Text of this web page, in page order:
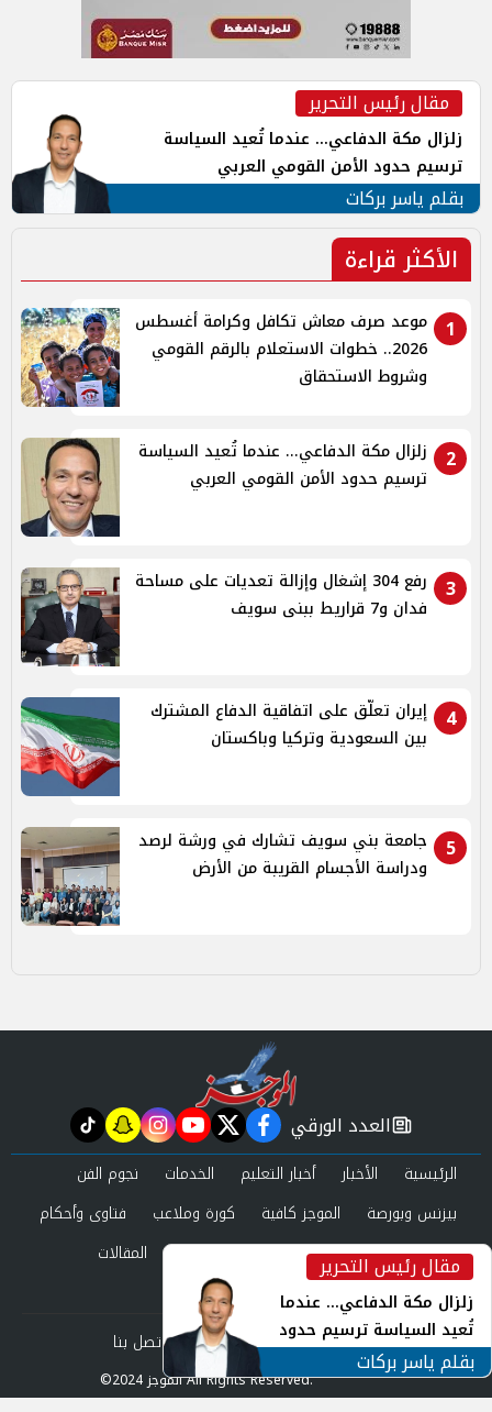
مقال رئيس التحرير
زلزال مكة الدفاعي... عندما تُعيد السياسة
ترسيم حدود الأمن القومي العربي
بقلم ياسر بركات
الأكثر قراءة
1
موعد صرف معاش تكافل وكرامة أغسطس
2026.. خطوات الاستعلام بالرقم القومي
وشروط الاستحقاق
2
زلزال مكة الدفاعي... عندما تُعيد السياسة
ترسيم حدود الأمن القومي العربي
3
رفع 304 إشغال وإزالة تعديات على مساحة
فدان و7 قراريط ببنى سويف
4
إيران تعلّق على اتفاقية الدفاع المشترك
بين السعودية وتركيا وباكستان
5
جامعة بني سويف تشارك في ورشة لرصد
ودراسة الأجسام القريبة من الأرض
مقال رئيس التحرير
زلزال مكة الدفاعي... عندما
تُعيد السياسة ترسيم حدود
الأمن القومي العربي
بقلم ياسر بركات
newspaper
العدد الورقي facebook
twitter
youtube
instagram
snapchat
tiktok
الرئيسية الأخبار أخبار التعليم الخدمات
نجوم الفن
بيزنس وبورصة
الموجز كافية كورة وملاعب
فتاوى وأحكام
صحة وجمال
عرب وعالم حوادث ومحاكم
المقالات
العدد الورقي
من نحن
سياسة الخصوصية اتصل بنا
©2024 الموجز All Rights Reserved.